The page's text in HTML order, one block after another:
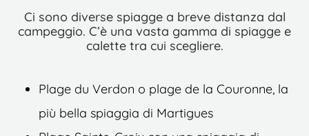
Ci sono diverse spiagge a breve distanza dal
campeggio. C’è una vasta gamma di spiagge e
calette tra cui scegliere.
Plage du Verdon o plage de la Couronne, la
più bella spiaggia di Martigues